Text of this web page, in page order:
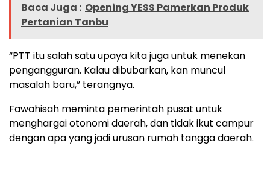
Baca Juga : Opening YESS Pamerkan Produk
Pertanian Tanbu
“PTT itu salah satu upaya kita juga untuk menekan
pengangguran. Kalau dibubarkan, kan muncul
masalah baru,” terangnya.
Fawahisah meminta pemerintah pusat untuk
menghargai otonomi daerah, dan tidak ikut campur
dengan apa yang jadi urusan rumah tangga daerah.